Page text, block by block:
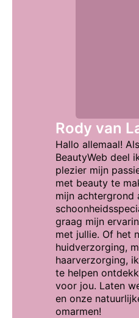
Rody van
Hallo allemaal!
BeautyWeb deel
plezier mijn
met beauty te
mijn achtergrond
graag mijn
met jullie. Of het
huidverzorging,
haarverzorging,
te helpen
voor jou. Laten
en onze
omarmen!